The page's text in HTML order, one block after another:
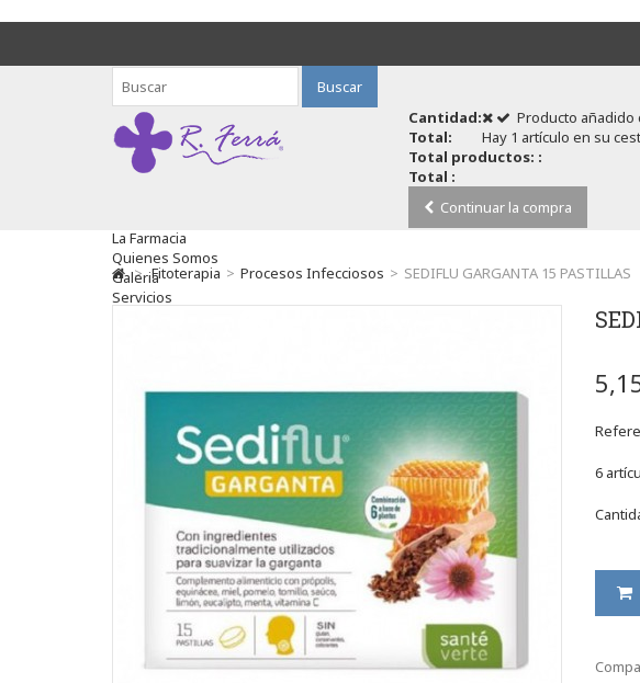
Buscar
Producto añadido
Cantidad:
Total:
Hay 1 artículo en su
Total productos: :
Total :
Continuar la compra
La Farmacia
Quienes Somos
Galeria
Servicios
Contorno De Ojos
Exfoliantes
Hidratantes
Tratamientos De Noche
Limpieza
Maquillajes Y Color
Mascarillas
Utensilios
Cosmética Capilar
Cosmética Corporal
Anticelulíticos
> Fitoterapia > Procesos Infecciosos > SEDIFLU GARGANTA 15 PASTILLAS
6